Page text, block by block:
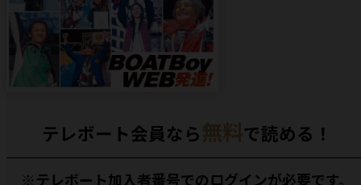
テレボート会員なら無料で読める！
※テレボート加入者番号でのログインが必要です。